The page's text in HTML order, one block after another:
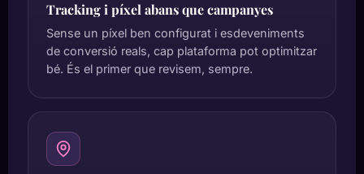
Tracking i píxel abans que campanyes
Sense un píxel ben configurat i esdeveniments
de conversió reals, cap plataforma pot optimitzar
bé. És el primer que revisem, sempre.